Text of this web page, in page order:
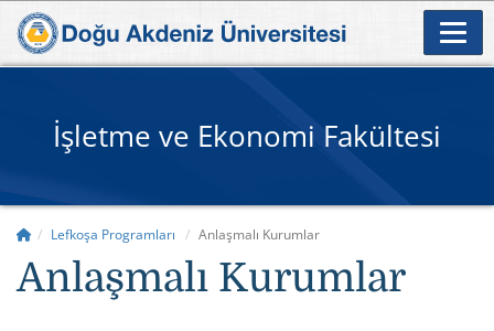
İşletme ve Ekonomi Fakültesi
Lefkoşa Programları Anlaşmalı Kurumlar
Anlaşmalı Kurumlar